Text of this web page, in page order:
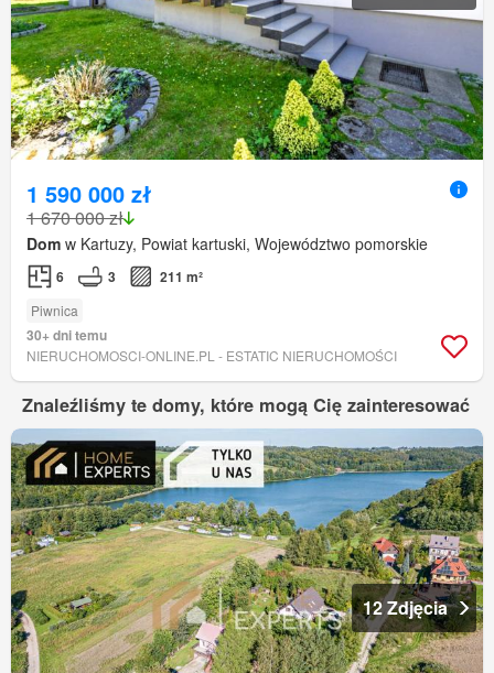
1 590 000 zł
1 670 000 zł
Dom w Kartuzy, Powiat kartuski, Województwo pomorskie
6 3 211 m²
Piwnica
30+ dni temu
NIERUCHOMOSCI-ONLINE.PL - ESTATIC NIERUCHOMOŚCI
Znaleźliśmy te domy, które mogą Cię zainteresować
12 Zdjęcia